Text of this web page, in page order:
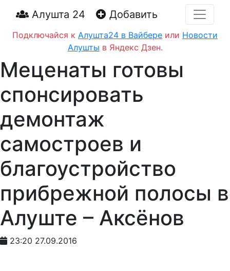
Алушта 24 Добавить
Подключайся к Алушта24 в Вайбере или Новости
Алушты в Яндекс Дзен.
Меценаты готовы
спонсировать
демонтаж
самостроев и
благоустройство
прибрежной полосы в
Алуште – Аксёнов
23:20 27.09.2016